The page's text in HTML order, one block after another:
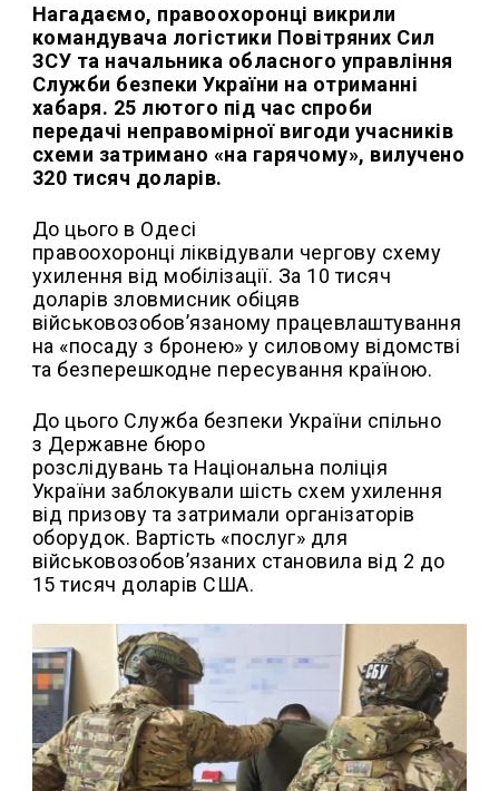
Нагадаємо, правоохоронці викрили
командувача логістики Повітряних Сил
ЗСУ та начальника обласного управління
Служби безпеки України на отриманні
хабаря. 25 лютого під час спроби
передачі неправомірної вигоди учасників
схеми затримано «на гарячому», вилучено
320 тисяч доларів.
До цього в Одесі
правоохоронці ліквідували чергову схему
ухилення від мобілізації. За 10 тисяч
доларів зловмисник обіцяв
військовозобов’язаному працевлаштування
на «посаду з бронею» у силовому відомстві
та безперешкодне пересування країною.
До цього Служба безпеки України спільно
з Державне бюро
розслідуваньта Національна поліція
України заблокували шість схем ухилення
від призову та затримали організаторів
оборудок. Вартість «послуг» для
військовозобов’язаних становила від 2 до
15 тисяч доларів США.